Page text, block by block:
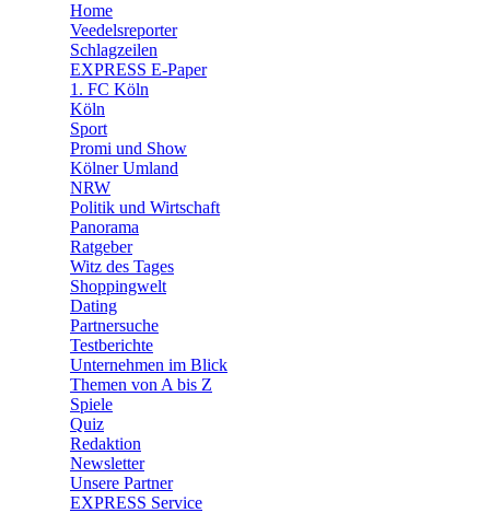
Home
Veedelsreporter
Schlagzeilen
EXPRESS E-Paper
1. FC Köln
Köln
Sport
Promi und Show
Kölner Umland
NRW
Politik und Wirtschaft
Panorama
Ratgeber
Witz des Tages
Shoppingwelt
Dating
Partnersuche
Testberichte
Unternehmen im Blick
Themen von A bis Z
Spiele
Quiz
Redaktion
Newsletter
Unsere Partner
EXPRESS Service